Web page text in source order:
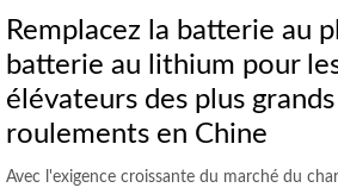
Remplacez la batterie au
batterie au lithium pour
élévateurs des plus
roulements en Chine
Avec l'exigence croissante du marché du